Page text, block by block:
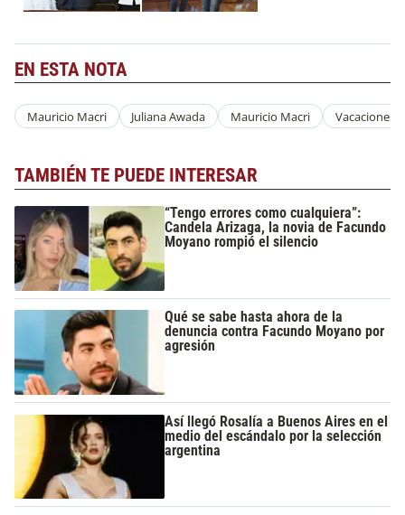
EN ESTA NOTA
Mauricio Macri Juliana Awada Mauricio Macri Vacaciones
TAMBIÉN TE PUEDE INTERESAR
“Tengo errores como cualquiera”:
Candela Arizaga, la novia de Facundo
Moyano rompió el silencio
Qué se sabe hasta ahora de la
denuncia contra Facundo Moyano por
agresión
Así llegó Rosalía a Buenos Aires en el
medio del escándalo por la selección
argentina